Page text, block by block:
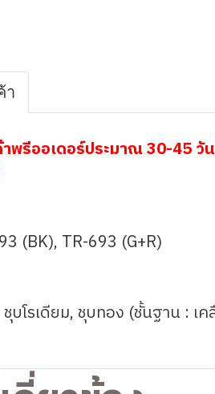
า
าพรีออเดอร์ประมาณ 30-45
(BK), TR-693 (G+R)
ชุบโรเดียม, ชุบทอง (ชั้นฐาน : เ